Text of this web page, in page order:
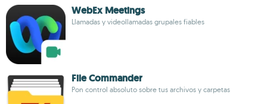
WebEx Meetings
Llamadas y videollamadas grupales fiables
File Commander
Pon control absoluto sobre tus archivos y carpetas